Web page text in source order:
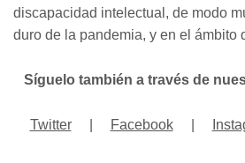
discapacidad intelectual, de modo
duro de la pandemia, y en el ámbito
Síguelo también a través de
Twitter| Facebook|